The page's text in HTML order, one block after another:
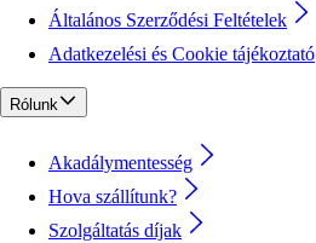
Általános Szerződési Feltételek
Adatkezelési és Cookie tájékoztató
Rólunk
Akadálymentesség
Hova szállítunk?
Szolgáltatás díjak